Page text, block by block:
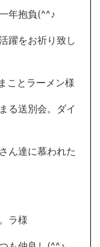
年抱負(^^♪
躍をお祈り致し
ことラーメン様
る送別会。ダイ
ん達に慕われた
ラ様